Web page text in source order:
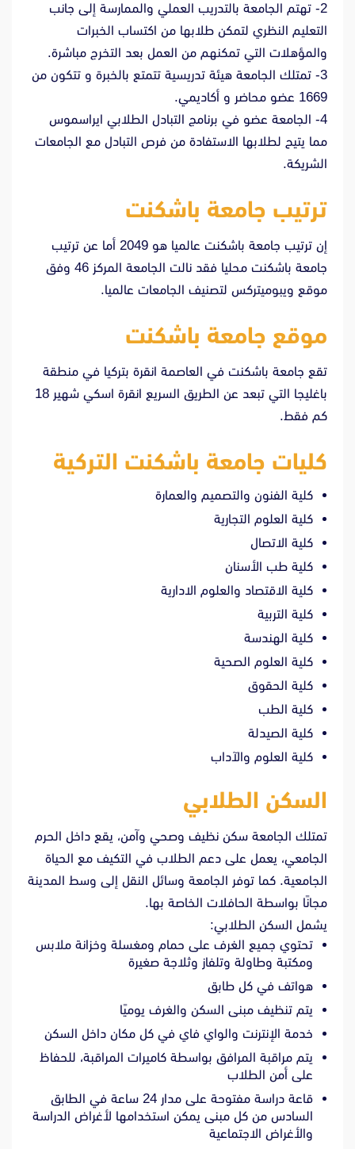
2- تهتم الجامعة بالتدريب العملي والممارسة إلى جانب
التعليم النظري لتمكن طلابها من اكتساب الخبرات
والمؤهلات التي تمكنهم من العمل بعد التخرج مباشرة.
3- تمتلك الجامعة هيئة تدريسية تتمتع بالخبرة و تتكون من
1669 عضو محاضر و أكاديمي.
4- الجامعة عضو في برنامج التبادل الطلابي ايراسموس
مما يتيح لطلابها الاستفادة من فرص التبادل مع الجامعات
الشريكة.
ترتيب جامعة باشكنت
إن ترتيب جامعة باشكنت عالميا هو 2049 أما عن ترتيب
جامعة باشكنت محليا فقد نالت الجامعة المركز 46 وفق
موقع ويبوميتركس لتصنيف الجامعات عالميا.
موقع جامعة باشكنت
تقع جامعة باشكنت في العاصمة انقرة بتركيا في منطقة
باغليجا التي تبعد عن الطريق السريع انقرة اسكي شهير 18
كم فقط.
كليات جامعة باشكنت التركية
كلية الفنون والتصميم والعمارة
كلية العلوم التجارية
كلية الاتصال
كلية طب الأسنان
كلية الاقتصاد والعلوم الادارية
كلية التربية
كلية الهندسة
كلية العلوم الصحية
كلية الحقوق
كلية الطب
كلية الصيدلة
كلية العلوم والآداب
السكن الطلابي
تمتلك الجامعة سكن نظيف وصحي وآمن، يقع داخل الحرم
الجامعي، يعمل على دعم الطلاب في التكيف مع الحياة
الجامعية. كما توفر الجامعة وسائل النقل إلى وسط المدينة
مجانًا بواسطة الحافلات الخاصة بها.
يشمل السكن الطلابي:
تحتوي جميع الغرف على حمام ومغسلة وخزانة ملابس
ومكتبة وطاولة وتلفاز وثلاجة صغيرة
هواتف في كل طابق
يتم تنظيف مبنى السكن والغرف يوميًا
خدمة الإنترنت والواي فاي في كل مكان داخل السكن
يتم مراقبة المرافق بواسطة كاميرات المراقبة، للحفاظ
على أمن الطلاب
قاعة دراسة مفتوحة على مدار 24 ساعة في الطابق
السادس من كل مبنى يمكن استخدامها لأغراض الدراسة
والأغراض الاجتماعية